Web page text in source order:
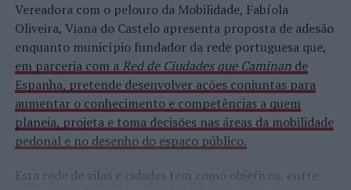
Vereadora com o pelouro da Mobilidade, Fabíola
Oliveira, Viana do Castelo apresenta proposta de adesão
enquanto município fundador da rede portuguesa que,
em parceria com a Red de Ciudades que Caminande
Espanha, pretende desenvolver ações conjuntas para
aumentar o conhecimento e competências a quem
planeia, projeta e toma decisões nas áreas da mobilidade
pedonal e no desenho do espaço público.
Esta rede de vilas e cidades tem como objetivos, entre